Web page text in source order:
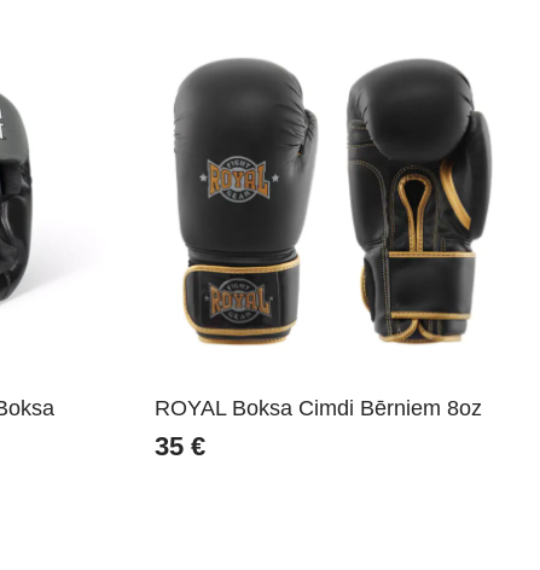
ROYAL Boksa Cimdi Bērniem 8oz
35€